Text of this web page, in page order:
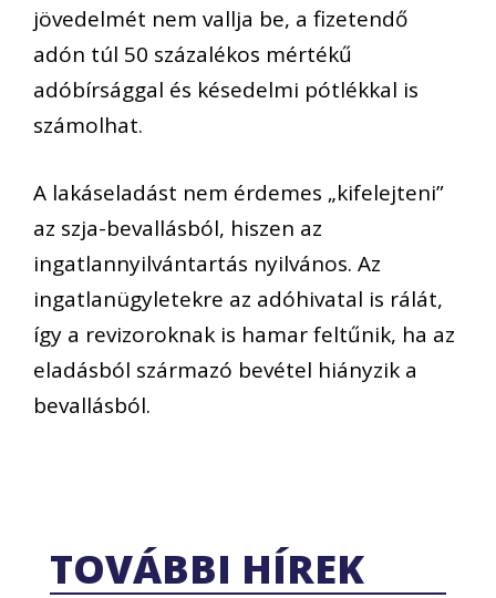
jövedelmét nem vallja be, a fizetendő
adón túl 50 százalékos mértékű
adóbírsággal és késedelmi pótlékkal is
számolhat.
A lakáseladást nem érdemes „kifelejteni”
az szja-bevallásból, hiszen az
ingatlannyilvántartás nyilvános. Az
ingatlanügyletekre az adóhivatal is rálát,
így a revizoroknak is hamar feltűnik, ha az
eladásból származó bevétel hiányzik a
bevallásból.
TOVÁBBI HÍREK